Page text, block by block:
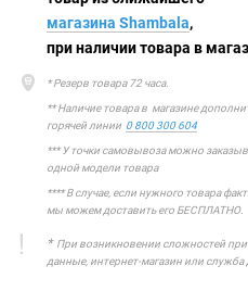
магазина Shambala,
при наличии товара в
* Резерв товара 72 часа.
** Наличие товара в магазине
горячей линии 0 800 300 604
*** У точки самовывоза можно
одной модели товара
**** В случае, если нужного товара
мы можем доставить его БЕСПЛАТНО.
*При возникновении сложностей при
данные, интернет-магазин или служба